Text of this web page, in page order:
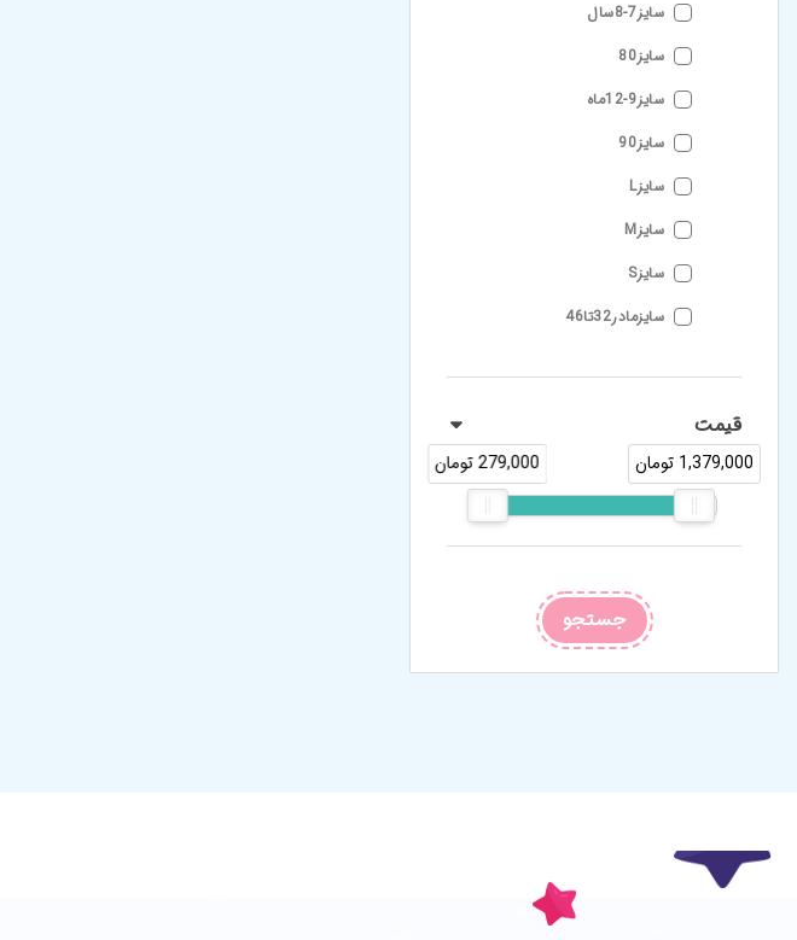
سایز7-8سال
سایز80
سایز9-12ماه
سایز90
سایزL
سایزM
سایزS
سایزمادر32تا46
قیمت
279,000 تومان 1,379,000 تومان
جستجو